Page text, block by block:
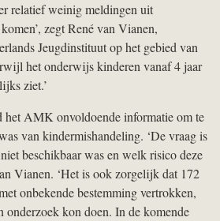
relatief weinig meldingen uit
zegt René van Vianen,
Jeugdinstituut op het gebied van
het onderwijs kinderen vanaf 4 jaar
ziet.’
het AMK onvoldoende informatie om te
van kindermishandeling. ‘De vraag is
beschikbaar was en welk risico deze
Vianen. ‘Het is ook zorgelijk dat 172
onbekende bestemming vertrokken,
kon doen. In de komende